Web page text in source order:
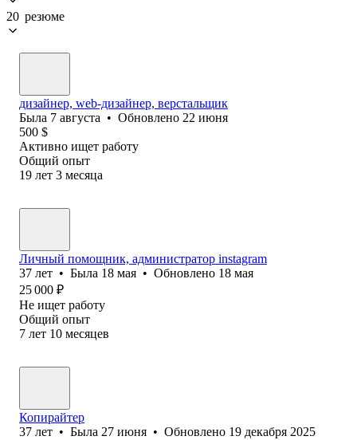
20 резюме
дизайнер, web-дизайнер, верстальщик
Была 7 августа • Обновлено 22 июня
500 $
Активно ищет работу
Общий опыт
19 лет 3 месяца
Личный помощник, администратор instagram
37 лет • Была 18 мая • Обновлено 18 мая
25 000 ₽
Не ищет работу
Общий опыт
7 лет 10 месяцев
Копирайтер
37 лет • Была 27 июня • Обновлено 19 декабря 2025